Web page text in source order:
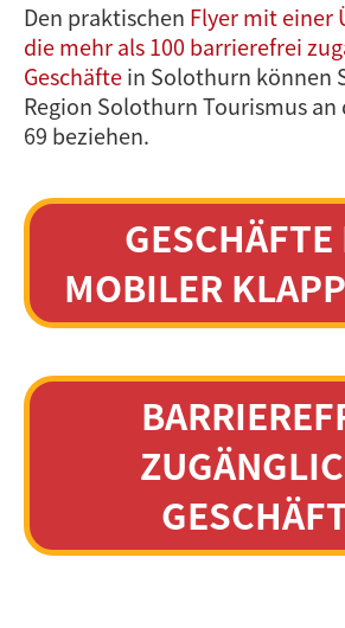
Den praktischen Flyer mit einer
die mehr als 100 barrierefrei
Geschäftein Solothurn können
Region Solothurn Tourismus an
69 beziehen.
MOBILER